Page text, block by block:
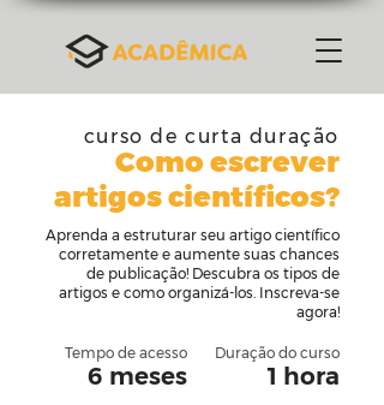
curso de curta duração
Como escrever
artigos científicos?
Aprenda a estruturar seu artigo científico
corretamente e aumente suas chances
de publicação! Descubra os tipos de
artigos e como organizá-los. Inscreva-se
agora!
Tempo de acesso
6 meses
Duração do curso
1 hora